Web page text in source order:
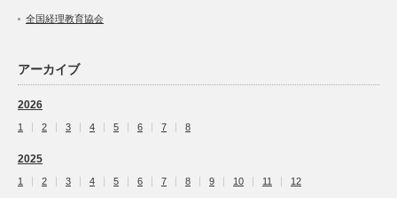
全国経理教育協会
アーカイブ
2026
1 2 3 4 5 6 7 8
2025
1 2 3 4 5 6 7 8 9 10 11 12